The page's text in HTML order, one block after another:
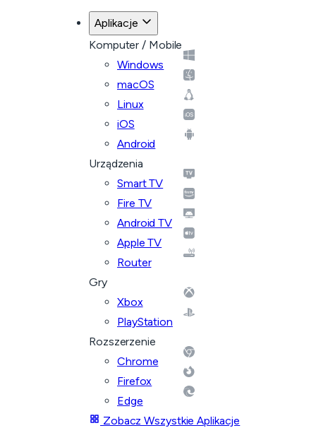
Aplikacje
Komputer / Mobile
Windows
macOS
Linux
iOS
Android
Urządzenia
Smart TV
Fire TV
Android TV
Apple TV
Router
Gry
Xbox
PlayStation
Rozszerzenie
Chrome
Firefox
Edge
Zobacz Wszystkie Aplikacje